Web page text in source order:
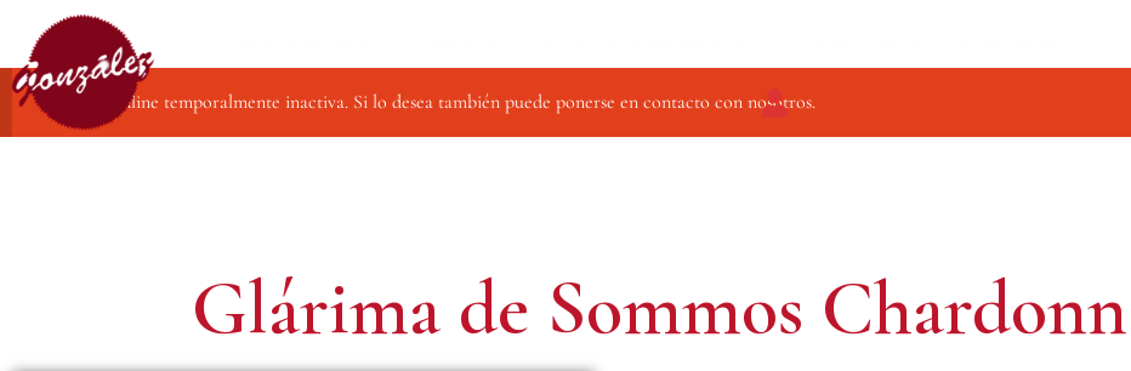
Compra online temporalmente inactiva. Si lo desea también puede ponerse en contacto con nosotros.
Glárima de Sommos